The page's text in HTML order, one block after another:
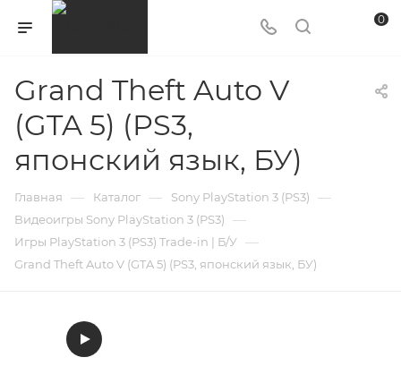
0
Grand Theft Auto V
(GTA 5) (PS3,
японский язык, БУ)
Главная — Каталог — Sony PlayStation 3 (PS3) —
Видеоигры Sony PlayStation 3 (PS3) —
Игры PlayStation 3 (PS3) Trade-in | Б/У —
Grand Theft Auto V (GTA 5) (PS3, японский язык, БУ)